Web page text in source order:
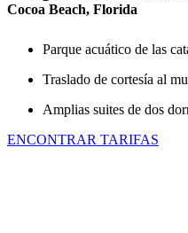
Cocoa Beach, Florida
Parque acuático de las
Traslado de cortesía al
Amplias suites de dos
ENCONTRAR TARIFAS